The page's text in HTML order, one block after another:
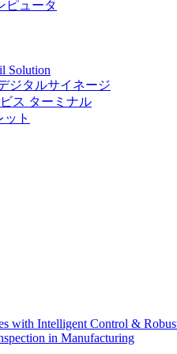
ピュータ
Solution
ジタルサイネージ
ス ターミナル
ット
with Intelligent Control &
in Manufacturing